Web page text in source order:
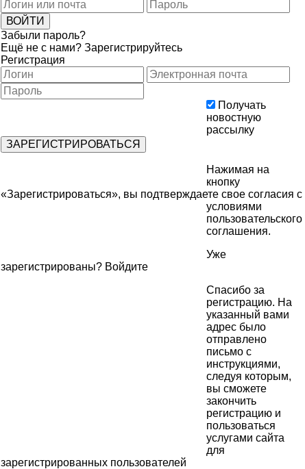
Забыли пароль?
Ещё не с нами? Зарегистрируйтесь
Регистрация
Получать
новостную
рассылку
Нажимая на
кнопку
«Зарегистрироваться», вы подтверждаете свое согласия с
условиями
пользовательского
соглашения.
Уже
зарегистрированы? Войдите
Спасибо за
регистрацию. На
указанный вами
адрес было
отправлено
письмо с
инструкциями,
следуя которым,
вы сможете
закончить
регистрацию и
пользоваться
услугами сайта
для
зарегистрированных пользователей